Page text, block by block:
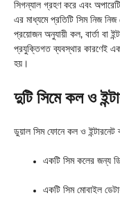
সিগন্যাল গ্রহণ করে এবং
এর মাধ্যমে প্রতিটি সিম নিজ নিজ
প্রয়োজন অনুযায়ী কল, বার্তা বা
প্রযুক্তিগত ব্যবস্থার কারণেই
হয়।
দুটি সিমে কল ও
ডুয়াল সিম ফোনে কল ও ইন্টারনেট
একটি সিম কলের জন্য
একটি সিম মোবাইল